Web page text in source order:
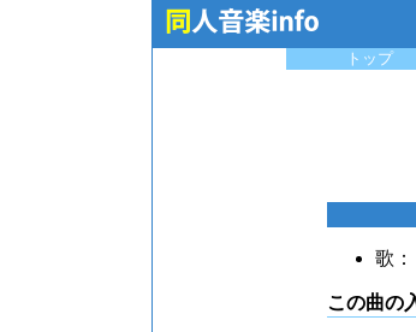
トップ
歌：
この曲の